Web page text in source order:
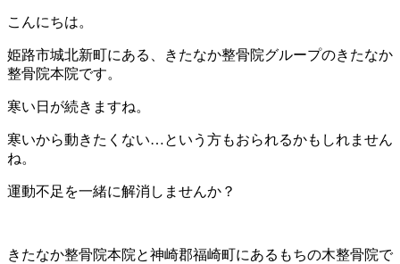
こんにちは。
姫路市城北新町にある、きたなか整骨院グループのきたなか
整骨院本院です。
寒い日が続きますね。
寒いから動きたくない…という方もおられるかもしれません
ね。
運動不足を一緒に解消しませんか？
きたなか整骨院本院と神崎郡福崎町にあるもちの木整骨院で